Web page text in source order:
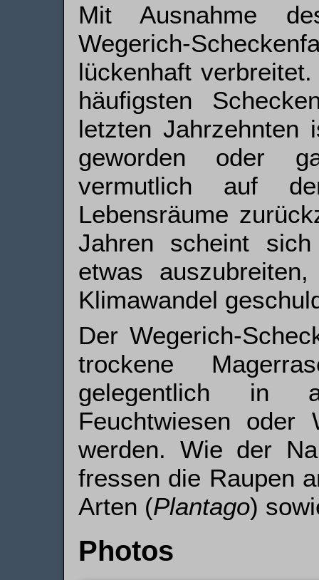
Mit Ausnahme
Wegerich-
lückenhaft
häufigsten
letzten Jahrzehnten
geworden oder
vermutlich auf
Lebensräume
Jahren scheint
etwas
Klima­wandel
Der Wegerich-
trockene
gelegentlich in
Feuchtwiesen oder
werden. Wie der
fressen die Raupen
Arten (Plantago)
Photos